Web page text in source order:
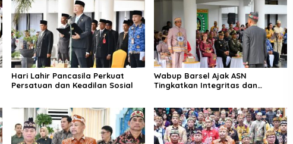
Hari Lahir Pancasila Perkuat
Persatuan dan Keadilan Sosial
Wabup Barsel Ajak ASN
Tingkatkan Integritas dan